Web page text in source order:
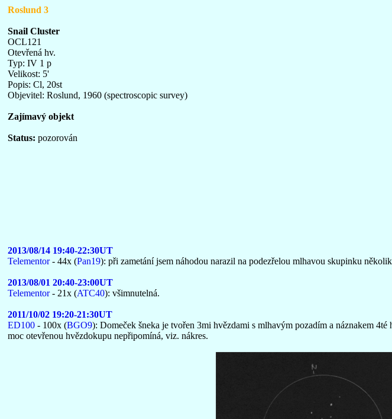
Roslund 3
Snail Cluster
OCL121
Otevřená hv.
Typ: IV 1 p
Velikost: 5'
Popis: Cl, 20st
Objevitel: Roslund, 1960 (spectroscopic survey)
Zajímavý objekt
Status: pozorován
2013/08/14 19:40-22:30UT
Telementor- 44x (Pan19): při zametání jsem náhodou narazil na podezřelou mlhavou skupinku
2013/08/01 20:40-23:00UT
Telementor- 21x (ATC40): všimnutelná.
2011/10/02 19:20-21:30UT
ED100 - 100x (BGO9): Domeček šneka je tvořen 3mi hvězdami s mlhavým pozadím a náznakem
moc otevřenou hvězdokupu nepřipomíná, viz. nákres.